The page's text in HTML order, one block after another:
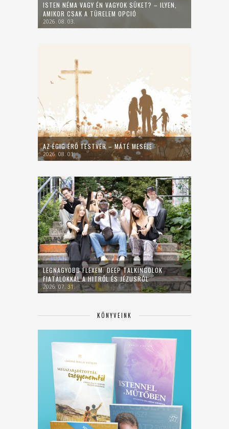
ISTEN NÉMA VAGY ÉN VAGYOK SÜKET? – ILYEN,
AMIKOR CSAK A TÜRELEM OPCIÓ
2026. 08. 03.
AZ ÉGIG ÉRŐ TESTVÉR – MÁTÉ MESÉJE
2026. 08. 01.
LEGNAGYOBB FLEXEM: DEEP TALKINGOLOK
FIATALOKKAL A HITRŐL ÉS JÉZUSRÓL
2026. 07. 31.
KÖNYVEINK